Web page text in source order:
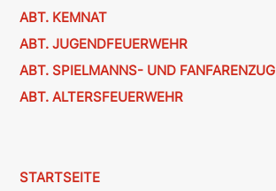
ABT. KEMNAT
ABT. JUGENDFEUERWEHR
ABT. SPIELMANNS- UND FANFARENZUG
ABT. ALTERSFEUERWEHR
STARTSEITE